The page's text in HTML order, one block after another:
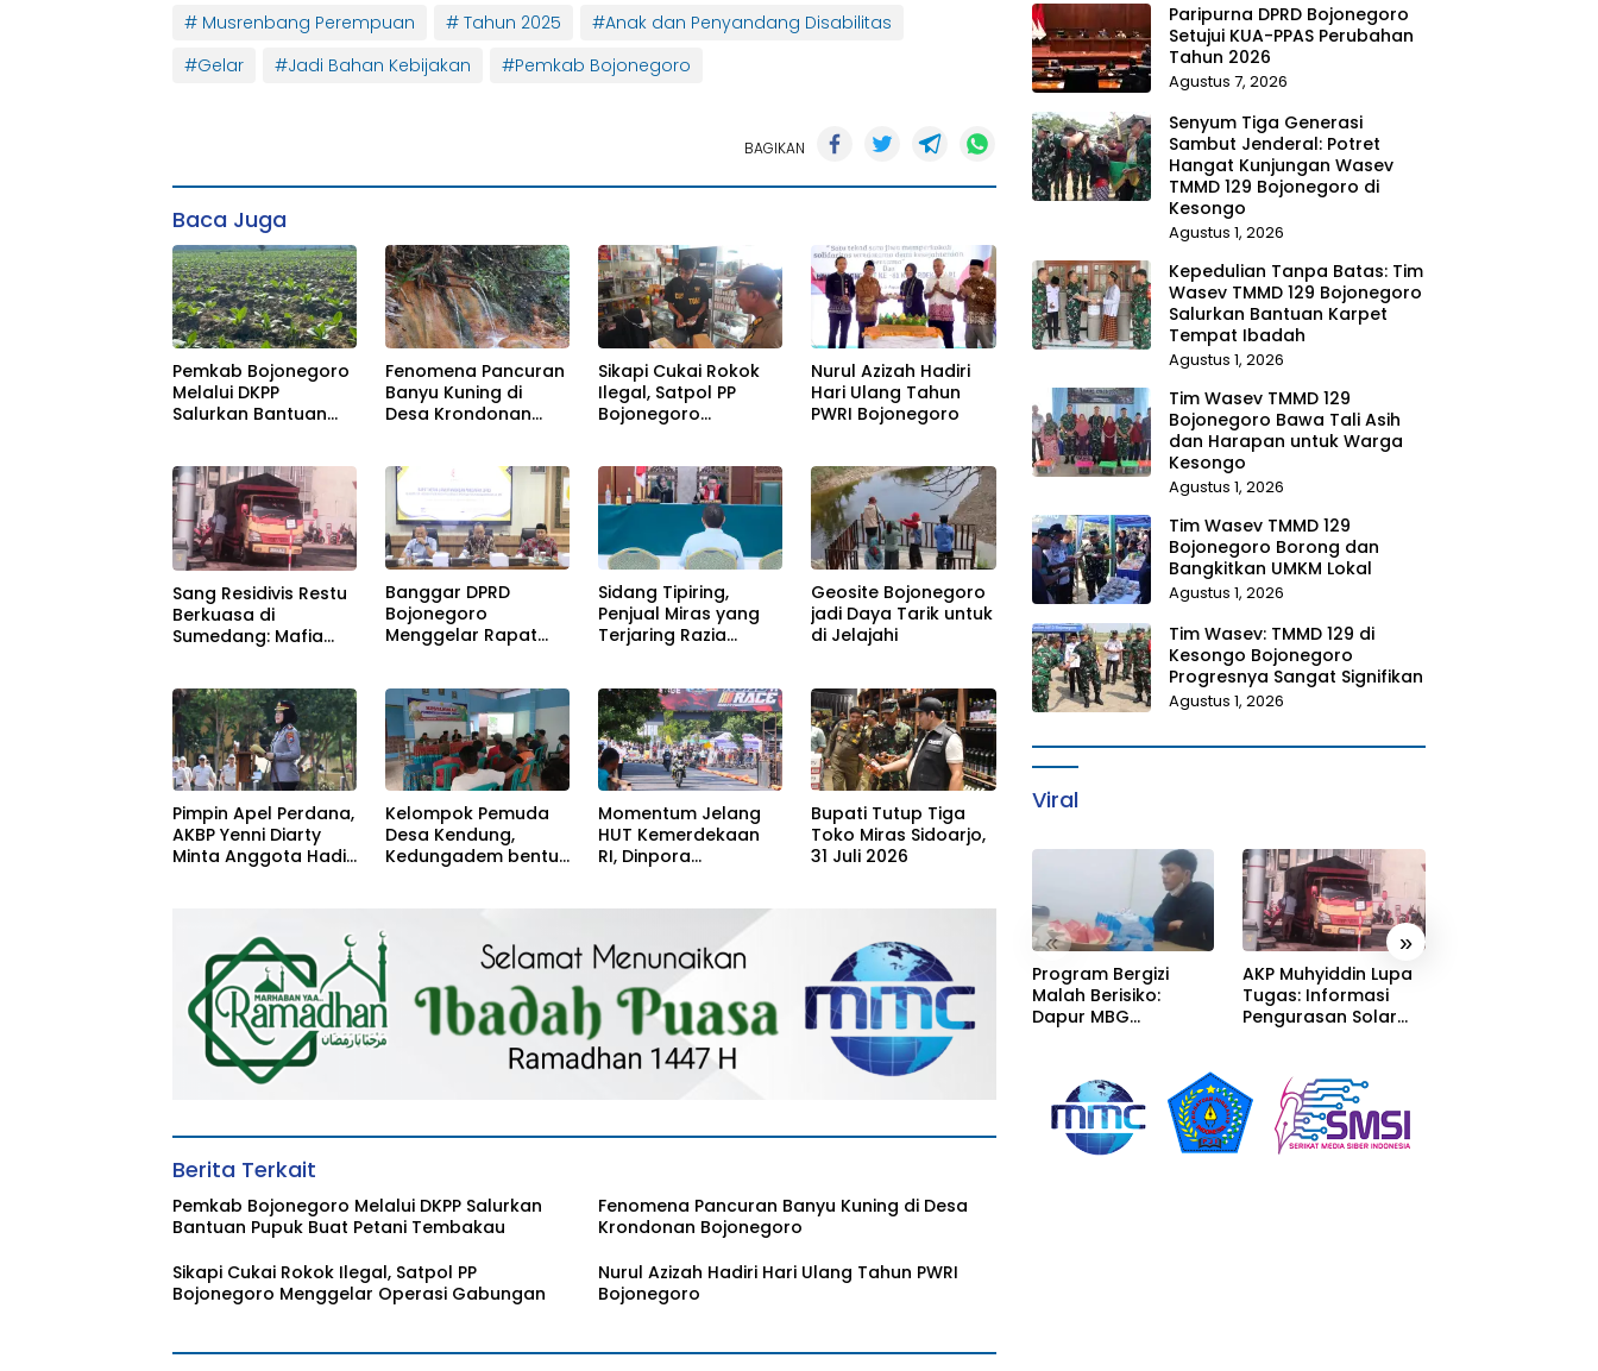
# Musrenbang Perempuan # Tahun 2025
#Anak dan Penyandang Disabilitas
#Gelar
#Jadi Bahan Kebijakan #Pemkab Bojonegoro
BAGIKAN
Baca Juga
Pemkab Bojonegoro
Melalui DKPP
Salurkan Bantuan
Fenomena Pancuran
Banyu Kuning di
Desa Krondonan
Sikapi Cukai Rokok
Ilegal, Satpol PP
Bojonegoro
Nurul Azizah Hadiri
Hari Ulang Tahun
PWRI Bojonegoro
Sang Residivis Restu
Berkuasa di
Sumedang: Mafia
Terangan, Seolah
Hukum Bungkam
Banggar DPRD
Bojonegoro
Menggelar Rapat
Sidang Tipiring,
Penjual Miras yang
Terjaring Razia
Geosite Bojonegoro
jadi Daya Tarik untuk
di Jelajahi
Pimpin Apel Perdana,
AKBP Yenni Diarty
Minta Anggota Hadir
Kelompok Pemuda
Desa Kendung,
Kedungadem bentuk
Momentum Jelang
HUT Kemerdekaan
RI, Dinpora
Bupati Tutup Tiga
Toko Miras Sidoarjo,
31 Juli 2026
Berita Terkait
Pemkab Bojonegoro Melalui DKPP Salurkan
Bantuan Pupuk Buat Petani Tembakau
Fenomena Pancuran Banyu Kuning di Desa
Krondonan Bojonegoro
Sikapi Cukai Rokok Ilegal, Satpol PP
Bojonegoro Menggelar Operasi Gabungan
Nurul Azizah Hadiri Hari Ulang Tahun PWRI
Bojonegoro
Paripurna DPRD Bojonegoro
Setujui KUA-PPAS Perubahan
Tahun 2026
Agustus 7, 2026
Senyum Tiga Generasi
Sambut Jenderal: Potret
Hangat Kunjungan Wasev
TMMD 129 Bojonegoro di
Kesongo
Agustus 1, 2026
Kepedulian Tanpa Batas: Tim
Wasev TMMD 129 Bojonegoro
Salurkan Bantuan Karpet
Tempat Ibadah
Agustus 1, 2026
Tim Wasev TMMD 129
Bojonegoro Bawa Tali Asih
dan Harapan untuk Warga
Kesongo
Agustus 1, 2026
Tim Wasev TMMD 129
Bojonegoro Borong dan
Bangkitkan UMKM Lokal
Agustus 1, 2026
Tim Wasev: TMMD 129 di
Kesongo Bojonegoro
Progresnya Sangat Signifikan
Agustus 1, 2026
Viral
« »
Program Bergizi
Malah Berisiko:
Dapur MBG
Fasilitas Jauh dari
Standar
AKP Muhyiddin Lupa
Tugas: Informasi
Pengurasan Solar
Lain Carikan Bukti!